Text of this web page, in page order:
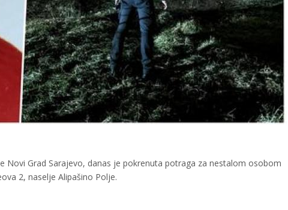
Novi Grad Sarajevo, danas je pokrenuta potraga za nestalom osobom
2, naselje Alipašino Polje.